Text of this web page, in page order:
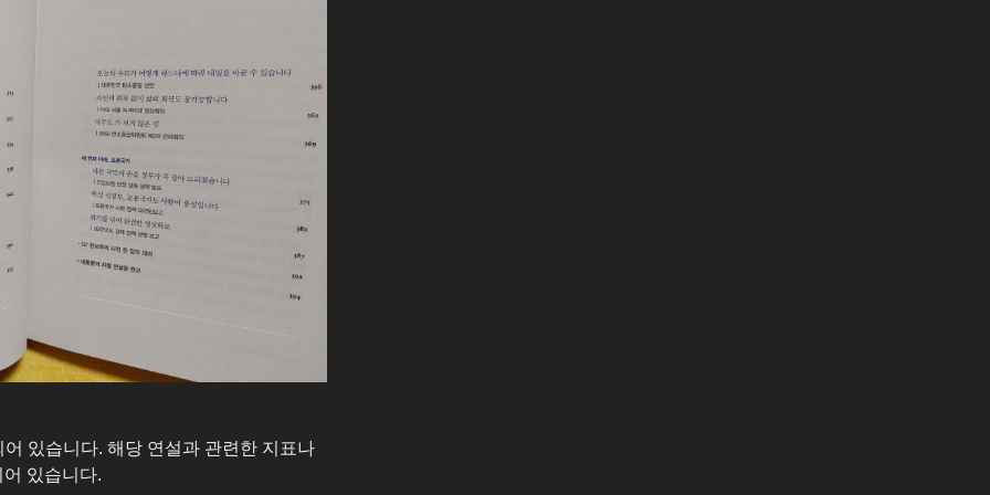
있습니다. 해당 연설과 관련한 지표나
있습니다.